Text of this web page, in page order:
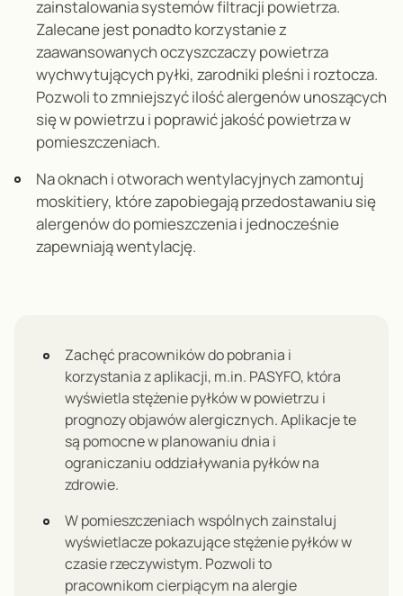
zainstalowania systemów filtracji powietrza.
Zalecane jest ponadto korzystanie z
zaawansowanych oczyszczaczy powietrza
wychwytujących pyłki, zarodniki pleśni i roztocza.
Pozwoli to zmniejszyć ilość alergenów unoszących
się w powietrzu i poprawić jakość powietrza w
pomieszczeniach.
Na oknach i otworach wentylacyjnych zamontuj
moskitiery, które zapobiegają przedostawaniu się
alergenów do pomieszczenia i jednocześnie
zapewniają wentylację.
Zachęć pracowników do pobrania i
korzystania z aplikacji, m.in. PASYFO, która
wyświetla stężenie pyłków w powietrzu i
prognozy objawów alergicznych. Aplikacje te
są pomocne w planowaniu dnia i
ograniczaniu oddziaływania pyłków na
zdrowie.
W pomieszczeniach wspólnych zainstaluj
wyświetlacze pokazujące stężenie pyłków w
czasie rzeczywistym. Pozwoli to
pracownikom cierpiącym na alergie